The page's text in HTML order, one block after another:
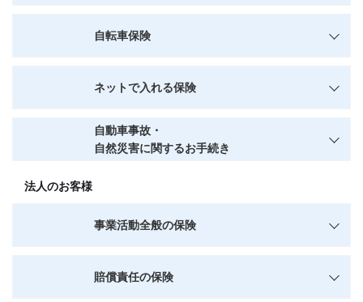
自転車保険
ネットで入れる保険
自動車事故・
自然災害に関するお手続き
法人のお客様
事業活動全般の保険
賠償責任の保険